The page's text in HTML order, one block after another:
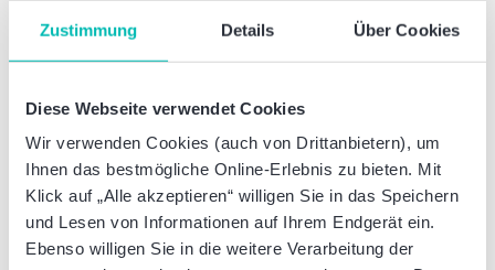
Zustimmung Details Über Cookies
Diese Webseite verwendet Cookies
Wir verwenden Cookies (auch von Drittanbietern), um
Ihnen das bestmögliche Online-Erlebnis zu bieten. Mit
Klick auf „Alle akzeptieren“ willigen Sie in das Speichern
und Lesen von Informationen auf Ihrem Endgerät ein.
Ebenso willigen Sie in die weitere Verarbeitung der
BSW: Wiedereinführung
der Vermögenssteuer
Das BSW fordert, wie die SPD und die Grünen,
dieWiedereinführung der Vermögensteuer
für Vermögen ab 25 Millionen EUR, die bei 1
Prozent beginnt und mit wachsendem